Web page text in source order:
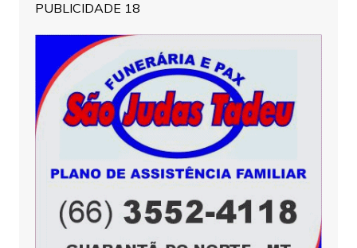
PUBLICIDADE 18